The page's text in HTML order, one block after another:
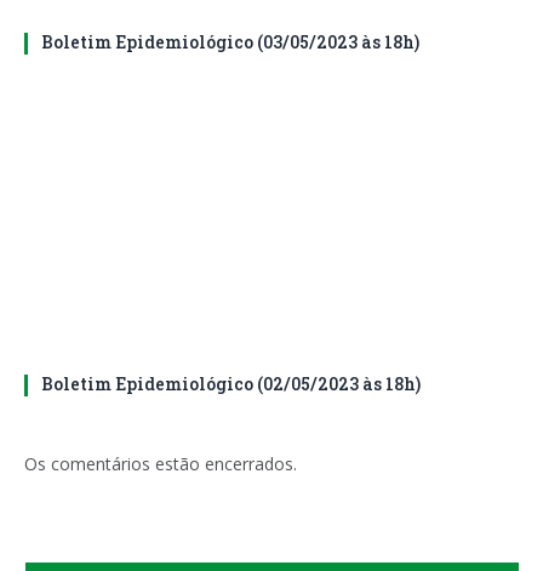
Boletim Epidemiológico (03/05/2023 às 18h)
Boletim Epidemiológico (02/05/2023 às 18h)
Os comentários estão encerrados.